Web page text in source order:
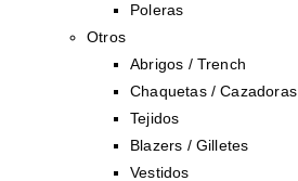
Poleras
Otros
Abrigos / Trench
Chaquetas / Cazadoras
Tejidos
Blazers / Gilletes
Vestidos